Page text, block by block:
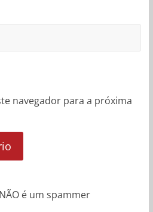
navegador para a próxima
é um spammer